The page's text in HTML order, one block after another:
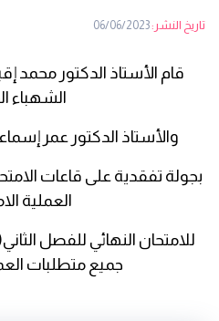
تاريخ النشر:06/06/2023
قام الأستاذ الدكتور
الشهباء
والأستاذ الدكتور عمر
بجولة تفقدية على قاعات
العملية
للامتحان النهائي للفصل
جميع متطلبات